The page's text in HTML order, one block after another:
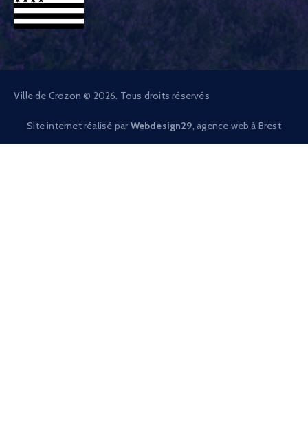
Ville de Crozon © 2026. Tous droits réservés
Site internet réalisé par Webdesign29 , agence web à Brest